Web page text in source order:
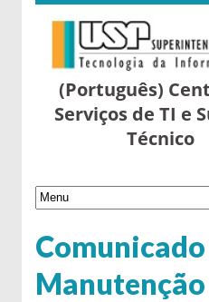
(Português)
Serviços de TI e
Técnico
Comunicado